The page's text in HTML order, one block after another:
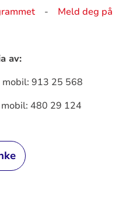
- Meld deg på
av:
mobil: 913 25 568
480 29 124